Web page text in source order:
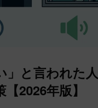
と言われた
2026年版】